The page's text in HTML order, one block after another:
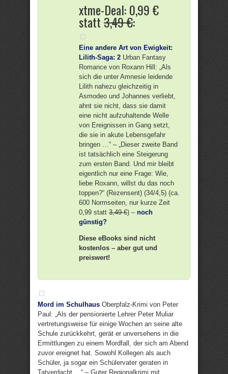
xtme-Deal: 0,99 €
statt3,49 €:
Eine andere Art von Ewigkeit:
Lilith-Saga: 2 Urban Fantasy
Romance von Roxann Hill: „Als
sich die unter Amnesie leidende
Lilith nahezu gleichzeitig in
Asmodeo und Johannes verliebt,
ahnt sie nicht, dass sie damit
eine nicht aufzuhaltende Welle
von Ereignissen in Gang setzt,
die sie in akute Lebensgefahr
bringen …“ – „Dieser zweite Band
ist tatsächlich eine Steigerung
zum ersten Band. Und mir bleibt
eigentlich nur eine Frage: Wie,
liebe Roxann, willst du das noch
toppen?“ (Rezensent) (34/4,5) (ca.
600 Normseiten, nur kurze Zeit
0,99 statt 3,49 €) – noch
günstig?
Diese eBooks sind nicht
kostenlos – aber gut und
preiswert!
Mord im Schulhaus Oberpfalz-Krimi von Peter
Paul: „Als der pensionierte Lehrer Peter Muliar
vertretungsweise für einige Wochen an seine alte
Schule zurückkehrt, gerät er unversehens in die
Ermittlungen zu einem Mordfall, der sich am Abend
zuvor ereignet hat. Sowohl Kollegen als auch
Schüler, ja sogar ein Schülervater geraten in
Tatverdacht …“ – Guter Regionalkrimi mit